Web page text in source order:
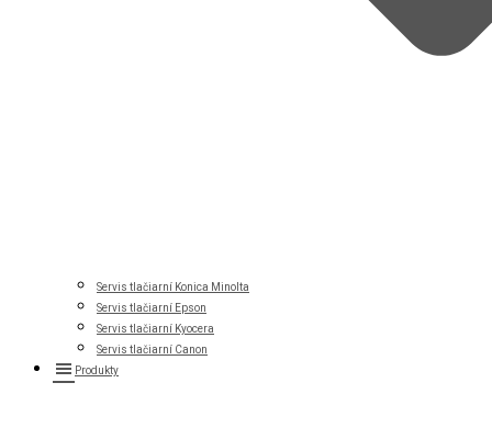
Servis tlačiarní Konica Minolta
Servis tlačiarní Epson
Servis tlačiarní Kyocera
Servis tlačiarní Canon
Produkty